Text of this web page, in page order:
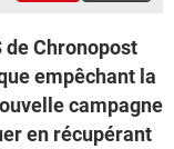
de Chronopost
empêchant la
campagne
en récupérant